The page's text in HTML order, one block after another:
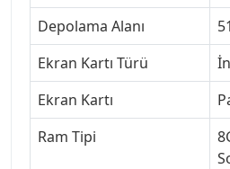
Depolama Alanı
Ekran Kartı Türü
Ekran Kartı
Ram Tipi